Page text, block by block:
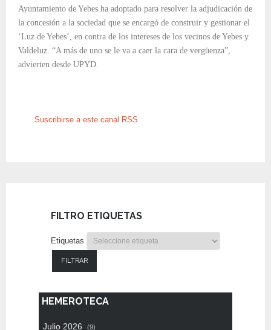
Ayuntamiento de Yebes ha adoptado para resolver la adjudicación de
la concesión a la sociedad que se encargó de construir y gestionar el
‘Luz de Yebes’, en contra de los intereses de los vecinos de Yebes y
Valdeluz. “A más de uno se le va a caer la cara de vergüenza”,
advierten desde UPYD.
Suscribirse a este canal RSS
FILTRO ETIQUETAS
Etiquetas
FILTRAR
HEMEROTECA
Julio 2026 (9)